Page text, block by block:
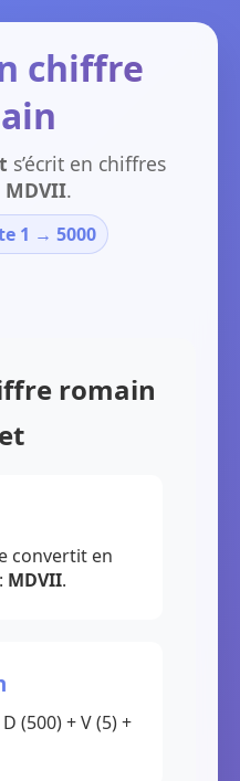
chiffre
s’écrit en chiffres
MDVII.
1 → 5000
romain
convertit en
: MDVII.
(500) + V (5) +